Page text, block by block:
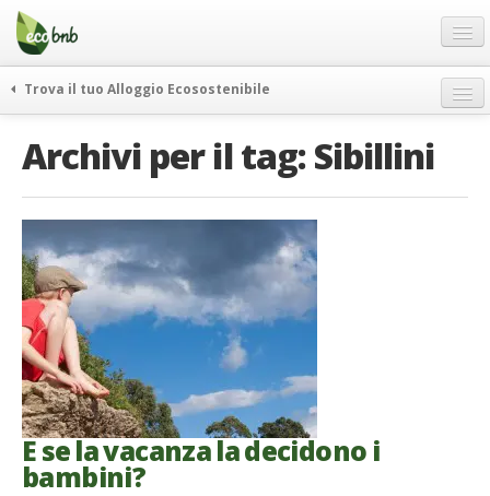
Menu
Salta
contenuto
Offerte Speciali
Regali
FAQ
Partner
Contatti
Italiano
German
English
Spanish
Trova il tuo Alloggio Ecosostenibile
itinerari
vivere e viaggiare verde
news ed eventi
ecohotel
rassegna stampa
Archivi per il tag:Sibillini
E se la vacanza la decidono i
bambini?